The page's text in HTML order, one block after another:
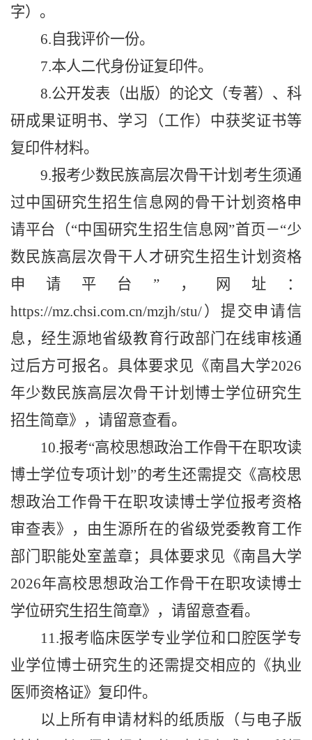
字）。
6.自我评价一份。
7.本人二代身份证复印件。
8.公开发表（出版）的论文（专著）、科
研成果证明书、学习（工作）中获奖证书等
复印件材料。
9.报考少数民族高层次骨干计划考生须通
过中国研究生招生信息网的骨干计划资格申
请平台（“中国研究生招生信息网”首页 －“少
数民族高层次骨干人才研究生招生计划资格
申请平台”，
网址：
https://mz.chsi.com.cn/mzjh/stu/）提交申请信
息，经生源地省级教育行政部门在线审核通
过后方可报名 。具体要求见 《南昌大学2026
年少数民族高层次骨干计划博士学位研究生
招生简章》，请留意查看。
10.报考“高校思想政治工作骨干在职攻读
博士学位专项计划”的考生还需提交《高校思
想政治工作骨干在职攻读博士学位报考资格
审查表》，由生源所在的省级党委教育工作
部门职能处室盖章；
具体要求见 《南昌大学
2026年高校思想政治工作骨干在职攻读博士
学位研究生招生简章》，请留意查看。
11.报考临床医学专业学位和口腔医学专
业学位博士研究生的还需提交相应的《执业
医师资格证》复印件。
以上所有申请材料的纸质版（与电子版